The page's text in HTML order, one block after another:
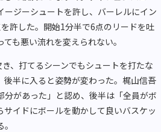
ージーシュートを許し、バーレルにイン
許した。開始1分半で6点のリードを吐
も悪い流れを変えられない。
、打てるシーンでもシュートを打たな
後半に入ると姿勢が変わった。梶山信吾
分があった」と認め、後半は「全員がボ
イドにボールを動かして良いバスケッ